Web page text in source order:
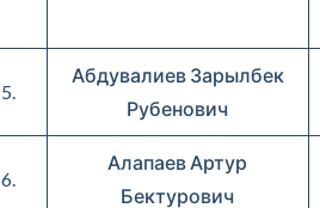
5.
Абдувалиев Зарылбек
Рубенович
6.
Алапаев Артур
Бектурович